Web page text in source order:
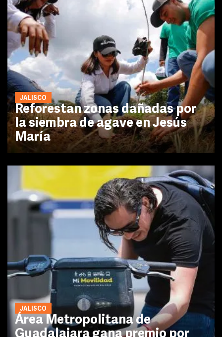
JALISCO
Reforestan zonas dañadas por
la siembra de agave en Jesús
María
JALISCO
Área Metropolitana de
Guadalajara gana premio por